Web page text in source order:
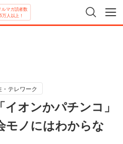
ルマガ読者数
万人以上！
テレワーク
オンかパチンコ」
ノにはわからな